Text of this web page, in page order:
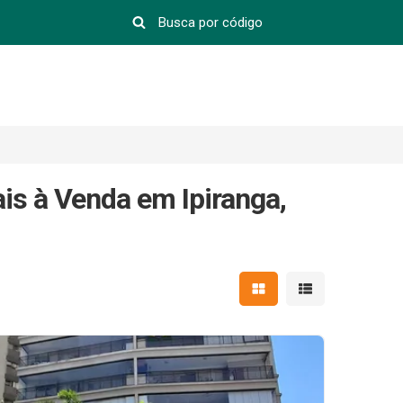
à Venda em Ipiranga,
Mostrar resultados em
Mostrar